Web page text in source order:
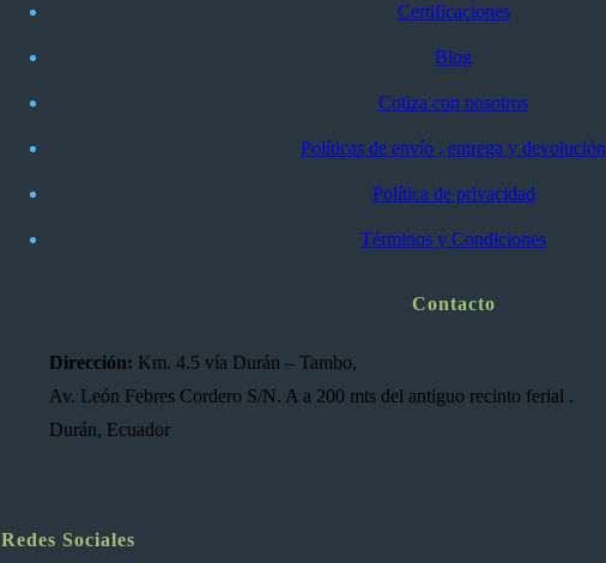
Certificaciones
Blog
Cotiza con nosotros
Políticas de envío , entrega y devolución
Política de privacidad
Términos y Condiciones
Contacto
Dirección: Km. 4.5 vía Durán – Tambo,
Av. León Febres Cordero S/N. A a 200 mts del antiguo recinto ferial .
Durán, Ecuador
Redes Sociales